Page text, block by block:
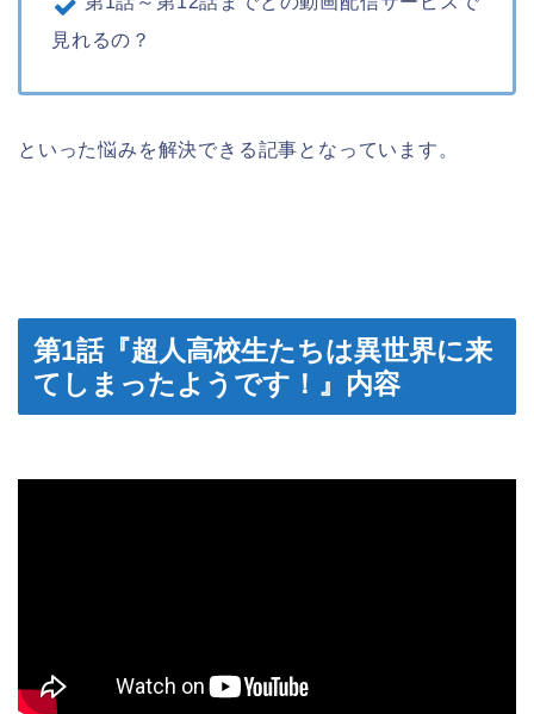
見れるの？
といった悩みを解決できる記事となっています。
第1話『超人高校生たちは異世界に来
てしまったようです！』内容